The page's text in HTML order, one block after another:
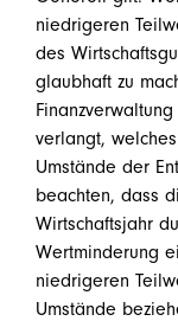
niedrigeren
des
glaubhaft zu
verlangt,
Umstände der
beachten, dass
Wirtschaftsjahr
Wertminderung
niedrigeren
Umstände